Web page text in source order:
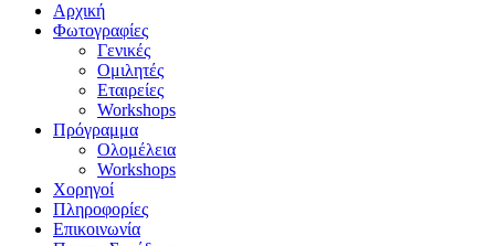
Αρχική
Φωτογραφίες
Γενικές
Ομιλητές
Εταιρείες
Workshops
Πρόγραμμα
Ολομέλεια
Workshops
Χορηγοί
Πληροφορίες
Επικοινωνία